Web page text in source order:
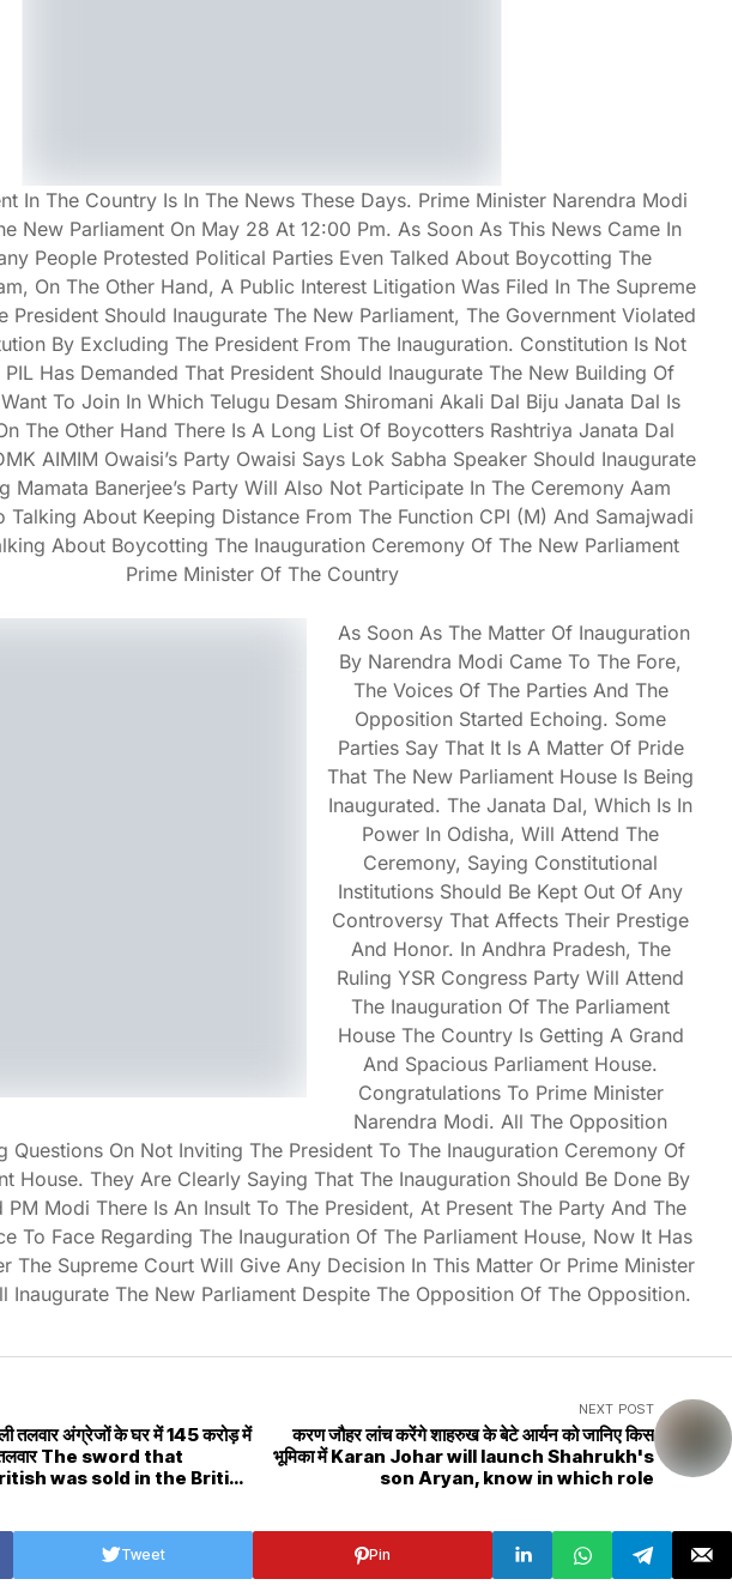
In The Country Is In The News These Days. Prime Minister Narendra Modi
New Parliament On May 28 At 12:00 Pm. As Soon As This News Came In
People Protested Political Parties Even Talked About Boycotting The
On The Other Hand, A Public Interest Litigation Was Filed In The Supreme
President Should Inaugurate The New Parliament, The Government Violated
By Excluding The President From The Inauguration. Constitution Is Not
PIL Has Demanded That President Should Inaugurate The New Building Of
To Join In Which Telugu Desam Shiromani Akali Dal Biju Janata Dal Is
The Other Hand There Is A Long List Of Boycotters Rashtriya Janata Dal
AIMIM Owaisi’s Party Owaisi Says Lok Sabha Speaker Should Inaugurate
Mamata Banerjee’s Party Will Also Not Participate In The Ceremony Aam
Talking About Keeping Distance From The Function CPI (M) And Samajwadi
About Boycotting The Inauguration Ceremony Of The New Parliament
Prime Minister Of The Country
As Soon As The Matter Of Inauguration
By Narendra Modi Came To The Fore,
The Voices Of The Parties And The
Opposition Started Echoing. Some
Parties Say That It Is A Matter Of Pride
That The New Parliament House Is Being
Inaugurated. The Janata Dal, Which Is In
Power In Odisha, Will Attend The
Ceremony, Saying Constitutional
Institutions Should Be Kept Out Of Any
Controversy That Affects Their Prestige
And Honor. In Andhra Pradesh, The
Ruling YSR Congress Party Will Attend
The Inauguration Of The Parliament
House The Country Is Getting A Grand
And Spacious Parliament House.
Congratulations To Prime Minister
Narendra Modi. All The Opposition
Questions On Not Inviting The President To The Inauguration Ceremony Of
House. They Are Clearly Saying That The Inauguration Should Be Done By
PM Modi There Is An Insult To The President, At Present The Party And The
To Face Regarding The Inauguration Of The Parliament House, Now It Has
The Supreme Court Will Give Any Decision In This Matter Or Prime Minister
Inaugurate The New Parliament Despite The Opposition Of The Opposition.
तलवार अंग्रेजों के घर में 145 करोड़ में
that
was sold in the British
NEXT POST
करण जौहर लांच करेंगे शाहरुख के बेटे आर्यन को जानिए किस
भूमिका में Karan Johar will launch Shahrukh's
son Aryan, know in which role
Tweet Pin